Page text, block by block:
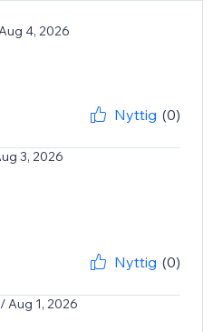
4, 2026
Nyttig (0)
3, 2026
Nyttig (0)
/ Aug 1, 2026